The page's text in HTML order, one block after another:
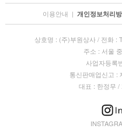
이용안내 | 개인정보처리
상호명 : (주)부원상사 / 전화 :
주소 : 서울
사업자등록
통신판매업신고 :
대표 : 한정무 /